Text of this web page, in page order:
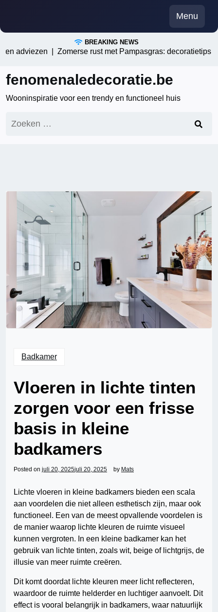
content
Menu
BREAKING NEWS
adviezen |Zomerse rust met Pampasgras: decoratietips voor
fenomenaledecoratie.be
Wooninspiratie voor een trendy en functioneel huis
naar:
Badkamer
Vloeren in lichte tinten
zorgen voor een frisse
basis in kleine
badkamers
Posted on juli 20, 2025juli 20, 2025 by Mats
Lichte vloeren in kleine badkamers bieden een scala
aan voordelen die niet alleen esthetisch zijn, maar ook
functioneel. Een van de meest opvallende voordelen is
de manier waarop lichte kleuren de ruimte visueel
kunnen vergroten. In een kleine badkamer kan het
gebruik van lichte tinten, zoals wit, beige of lichtgrijs, de
illusie van meer ruimte creëren.
Dit komt doordat lichte kleuren meer licht reflecteren,
waardoor de ruimte helderder en luchtiger aanvoelt. Dit
effect is vooral belangrijk in badkamers, waar natuurlijk